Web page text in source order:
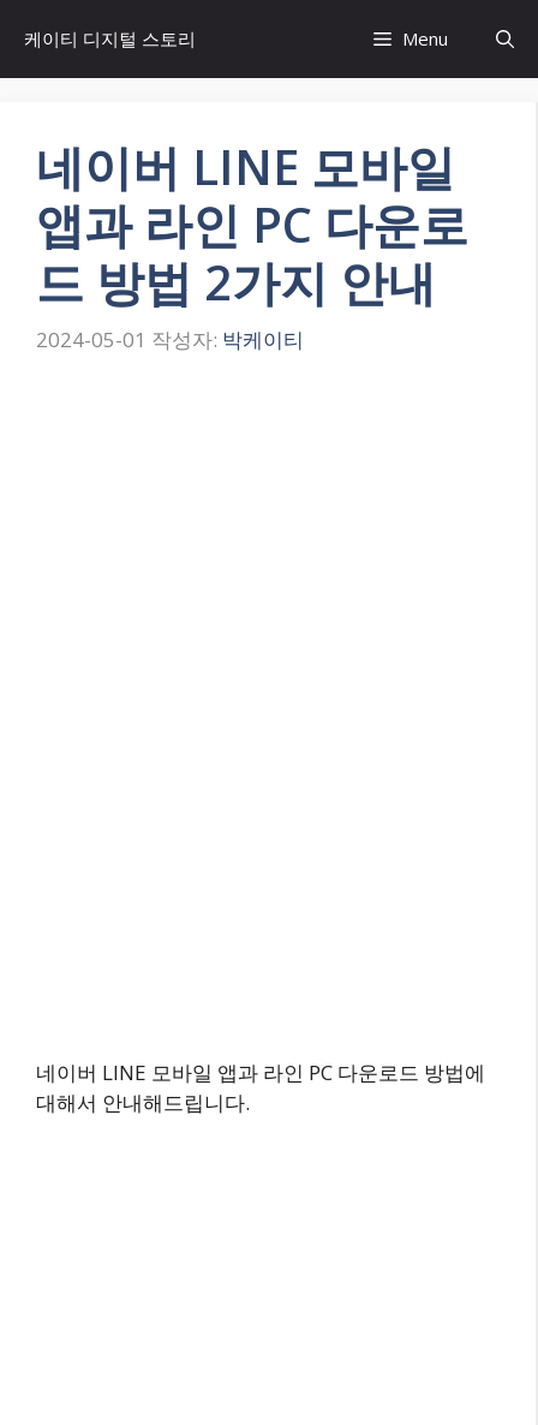
츠
케이티 디지털 스토리 Menu
네이버 LINE 모바일
앱과 라인 PC 다운로
드 방법 2가지 안내
2024-05-01 작성자: 박케이티
네이버 LINE 모바일 앱과 라인 PC 다운로드 방법에
대해서 안내해드립니다.